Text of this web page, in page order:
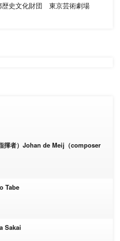
歴史文化財団 東京芸術劇場
揮者）Johan de Meij（composer
Tabe
Sakai